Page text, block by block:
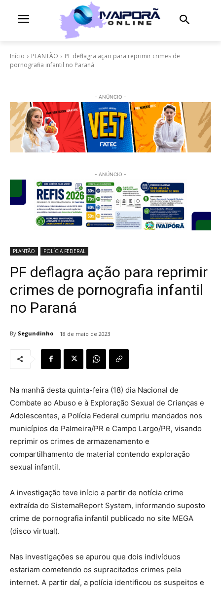
Início PLANTÃO
PF deflagra ação para reprimir crimes de
pornografia infantil no Paraná
- ANÚNCIO -
- ANÚNCIO -
PLANTÃO POLÍCIA FEDERAL
PF deflagra ação para reprimir
crimes de pornografia infantil
no Paraná
By Segundinho 18 de maio de 2023
Na manhã desta quinta-feira (18) dia Nacional de
Combate ao Abuso e à Exploração Sexual de Crianças e
Adolescentes, a Polícia Federal cumpriu mandados nos
municípios de Palmeira/PR e Campo Largo/PR, visando
reprimir os crimes de armazenamento e
compartilhamento de material contendo exploração
sexual infantil.
A investigação teve início a partir de notícia crime
extraída do SistemaReport System, informando suposto
crime de pornografia infantil publicado no site MEGA
(disco virtual).
Nas investigações se apurou que dois indivíduos
estariam cometendo os supracitados crimes pela
internet. A partir daí, a polícia identificou os suspeitos e